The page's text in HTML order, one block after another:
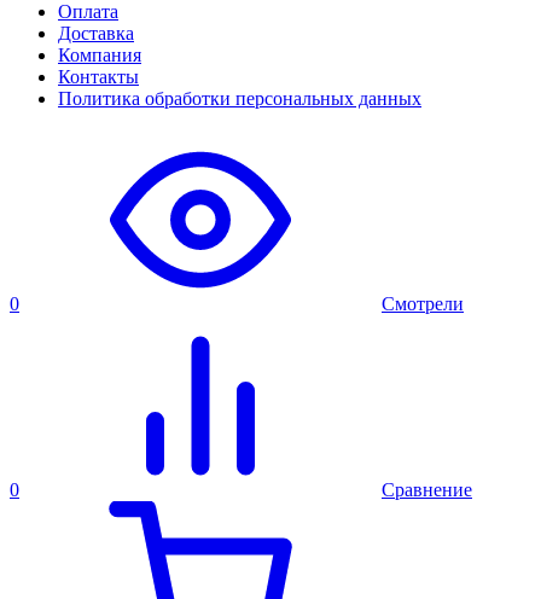
Оплата
Доставка
Компания
Контакты
Политика обработки персональных данных
0 Смотрели
0 Сравнение